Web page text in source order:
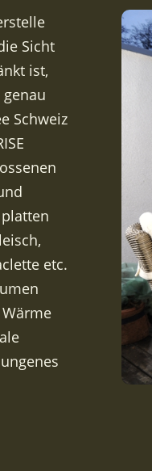
Sicht
ist,
Schweiz
etc.